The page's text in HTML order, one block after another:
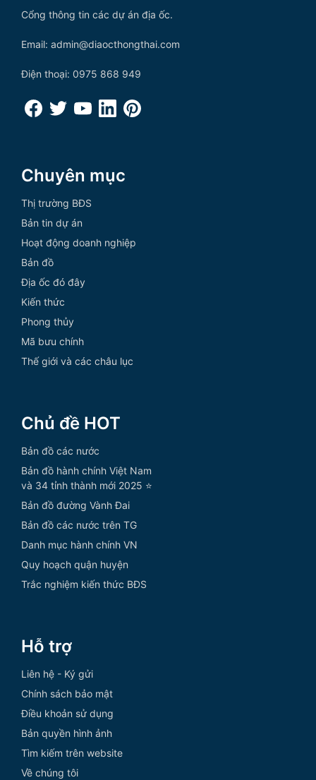
Cổng thông tin các dự án địa ốc.
Email: admin@diaocthongthai.com
Điện thoại: 0975 868 949
Chuyên mục
Thị trường BĐS
Bản tin dự án
Hoạt động doanh nghiệp
Bản đồ
Địa ốc đó đây
Kiến thức
Phong thủy
Mã bưu chính
Thế giới và các châu lục
Chủ đề HOT
Bản đồ các nước
Bản đồ hành chính Việt Nam
và 34 tỉnh thành mới 2025 ⭐
Bản đồ đường Vành Đai
Bản đồ các nước trên TG
Danh mục hành chính VN
Quy hoạch quận huyện
Trắc nghiệm kiến thức BĐS
Hỗ trợ
Liên hệ - Ký gửi
Chính sách bảo mật
Điều khoản sử dụng
Bản quyền hình ảnh
Tìm kiếm trên website
Về chúng tôi